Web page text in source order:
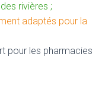
rivières ;
adaptés pour la
pour les pharmacies